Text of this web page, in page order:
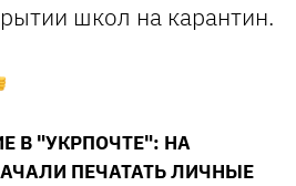
школ на карантин.
В "УКРПОЧТЕ": НА
ПЕЧАТАТЬ ЛИЧНЫЕ